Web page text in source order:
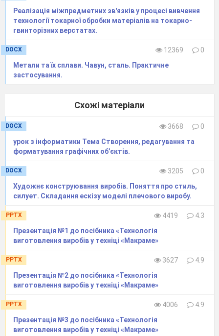
Реалізація міжпредметних зв'язків у процесі вивчення
технології токарної обробки матеріалів на токарно-
гвинторізних верстатах.
DOCX 12369
0
Метали та їх сплави. Чавун, сталь. Практичне
застосування.
Схожі матеріали
DOCX 3668
0
урок з інформатики Тема Створення, редагування та
форматування графічних об’єктів.
DOCX 3205
0
Художнє конструювання виробів. Поняття про стиль,
силует. Складання ескізу моделі плечового виробу.
PPTX 4419
4.3
Презентація №1 до посібника «Технологія
виготовлення виробів у техніці «Макраме»
PPTX 3627
4.9
Презентація №2 до посібника «Технологія
виготовлення виробів у техніці «Макраме»
PPTX 4006
4.9
Презентація №3 до посібника «Технологія
виготовлення виробів у техніці «Макраме»